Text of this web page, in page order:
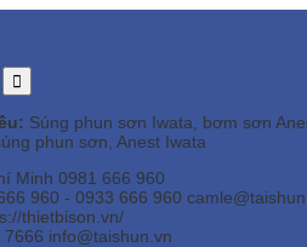
Súng phun sơn Iwata, bơm sơn
phun sơn, Anest Iwata
Minh 0981 666 960
960 - 0933 666 960
thietbison.vn/
7666 info@taishun.vn